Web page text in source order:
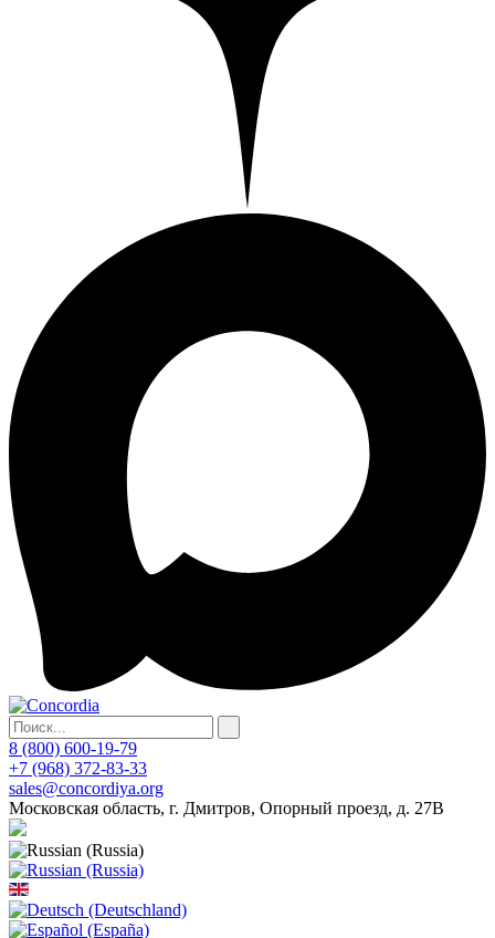
8 (800) 600-19-79
+7 (968) 372-83-33
sales@concordiya.org
Московская область, г. Дмитров, Опорный проезд, д. 27В